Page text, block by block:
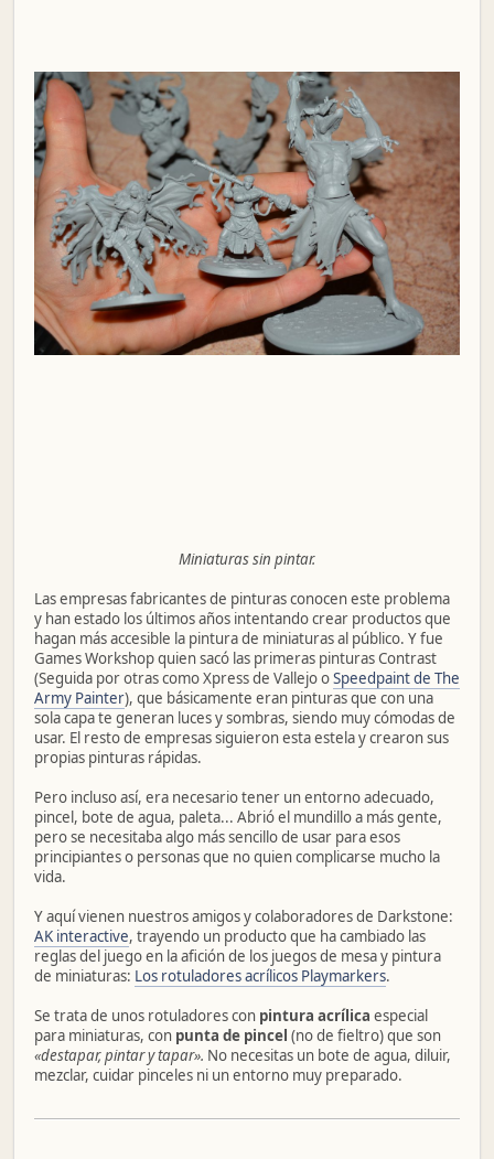
Miniaturas sin pintar.
Las empresas fabricantes de pinturas conocen este problema
y han estado los últimos años intentando crear productos que
hagan más accesible la pintura de miniaturas al público. Y fue
Games Workshop quien sacó las primeras pinturas Contrast
(Seguida por otras como Xpress de Vallejo oSpeedpaint de The
Army Painter), que básicamente eran pinturas que con una
sola capa te generan luces y sombras, siendo muy cómodas de
usar. El resto de empresas siguieron esta estela y crearon sus
propias pinturas rápidas.
Pero incluso así, era necesario tener un entorno adecuado,
pincel, bote de agua, paleta... Abrió el mundillo a más gente,
pero se necesitaba algo más sencillo de usar para esos
principiantes o personas que no quien complicarse mucho la
vida.
Y aquí vienen nuestros amigos y colaboradores de Darkstone:
AK interactive, trayendo un producto que ha cambiado las
reglas del juego en la afición de los juegos de mesa y pintura
de miniaturas: Los rotuladores acrílicos Playmarkers.
Se trata de unos rotuladores con pintura acrílica especial
para miniaturas, con punta de pincel (no de fieltro) que son
«destapar, pintar y tapar». No necesitas un bote de agua, diluir,
mezclar, cuidar pinceles ni un entorno muy preparado.